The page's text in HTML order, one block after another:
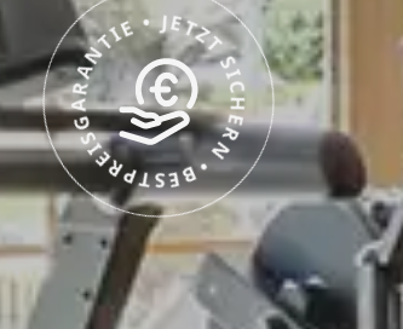
BESTPREISGARANTIE • JETZT SICHERN •